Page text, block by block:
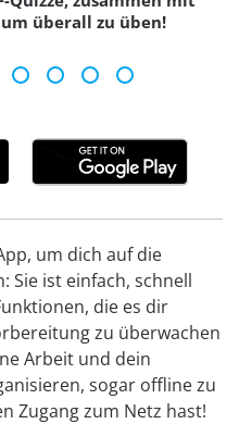
überall zu üben!
um dich auf die
Sie ist einfach, schnell
die es dir
zu überwachen
Arbeit und dein
sogar offline zu
Zugang zum Netz hast!